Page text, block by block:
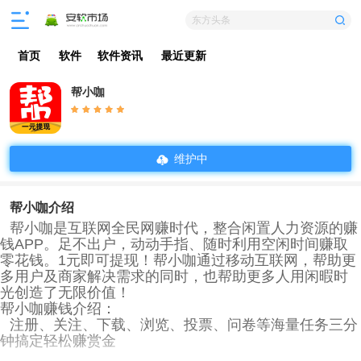
东方头条
首页 软件 软件资讯 最近更新
帮小咖
维护中
帮小咖介绍
帮小咖是互联网全民网赚时代，整合闲置人力资源的赚
钱APP。足不出户，动动手指、随时利用空闲时间赚取
零花钱。1元即可提现！帮小咖通过移动互联网，帮助更
多用户及商家解决需求的同时，也帮助更多人用闲暇时
光创造了无限价值！
帮小咖赚钱介绍：
注册、关注、下载、浏览、投票、问卷等海量任务三分
钟搞定轻松赚赏金